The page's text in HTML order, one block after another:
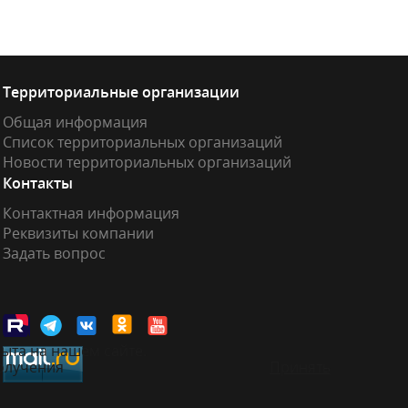
Территориальные организации
Общая информация
Список территориальных организаций
Новости территориальных организаций
Контакты
Контактная информация
Реквизиты компании
Задать вопрос
на нашем сайте.